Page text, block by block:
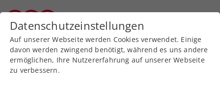
Zurück zur Newsübersicht
Turniere
Datenschutzeinstellungen
Auf unserer Webseite werden Cookies verwendet. Einige
davon werden zwingend benötigt, während es uns andere
ermöglichen, Ihre Nutzererfahrung auf unserer Webseite
zu verbessern.